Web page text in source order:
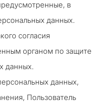
в
данных.
согласия
органом по защите
данных.
данных,
Пользователь